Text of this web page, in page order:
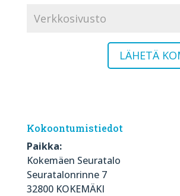
Kokoontumistiedot
Paikka:
Kokemäen Seuratalo
Seuratalonrinne 7
32800 KOKEMÄKI